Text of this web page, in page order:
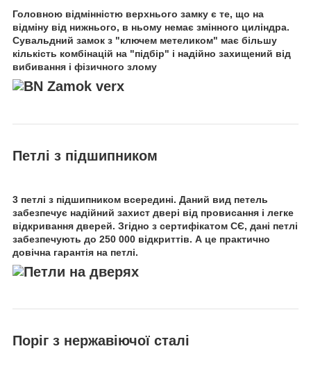
Головною відмінністю верхнього замку є те, що на
відміну від нижнього, в ньому немає змінного циліндра.
Сувальдний замок з "ключем метеликом" має більшу
кількість комбінацій на "підбір" і надійно захищений від
вибивання і фізичного злому
Петлі з підшипником
3 петлі з підшипником всередині. Даний вид петель
забезпечує надійний захист двері від провисання і легке
відкривання дверей. Згідно з сертифікатом СЄ, дані петлі
забезпечують до 250 000 відкриттів. А це практично
довічна гарантія на петлі.
Поріг з нержавіючої сталі